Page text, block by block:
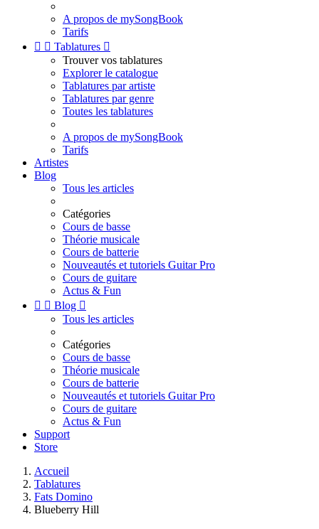
A propos de mySongBook
Tarifs
  Tablatures 
Trouver vos tablatures
Explorer le catalogue
Tablatures par artiste
Tablatures par genre
Toutes les tablatures
A propos de mySongBook
Tarifs
Artistes
Blog
Tous les articles
Catégories
Cours de basse
Théorie musicale
Cours de batterie
Nouveautés et tutoriels Guitar Pro
Cours de guitare
Actus & Fun
  Blog 
Tous les articles
Catégories
Cours de basse
Théorie musicale
Cours de batterie
Nouveautés et tutoriels Guitar Pro
Cours de guitare
Actus & Fun
Support
Store
Accueil
Tablatures
Fats Domino
Blueberry Hill